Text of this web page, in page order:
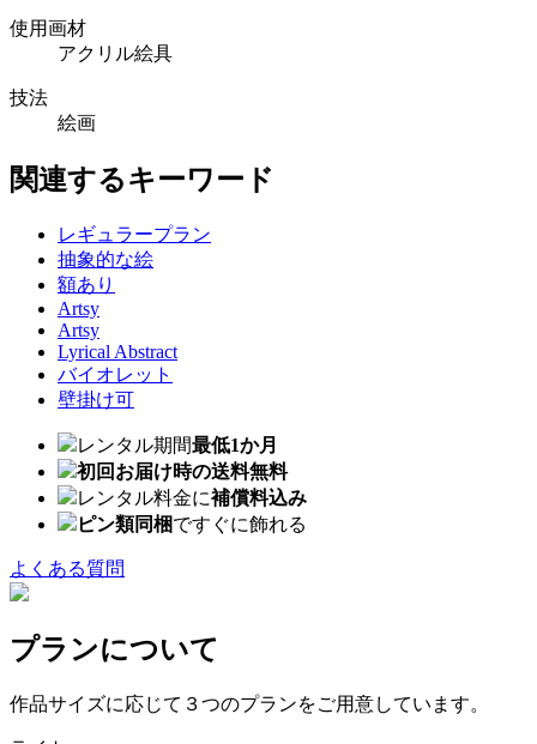
使用画材
アクリル絵具
技法
絵画
関連するキーワード
レギュラープラン
抽象的な絵
額あり
Artsy
Artsy
Lyrical Abstract
バイオレット
壁掛け可
レンタル期間最低1か月
初回お届け時の送料無料
レンタル料金に補償料込み
ピン類同梱ですぐに飾れる
よくある質問
プランについて
作品サイズに応じて３つのプランをご用意しています。